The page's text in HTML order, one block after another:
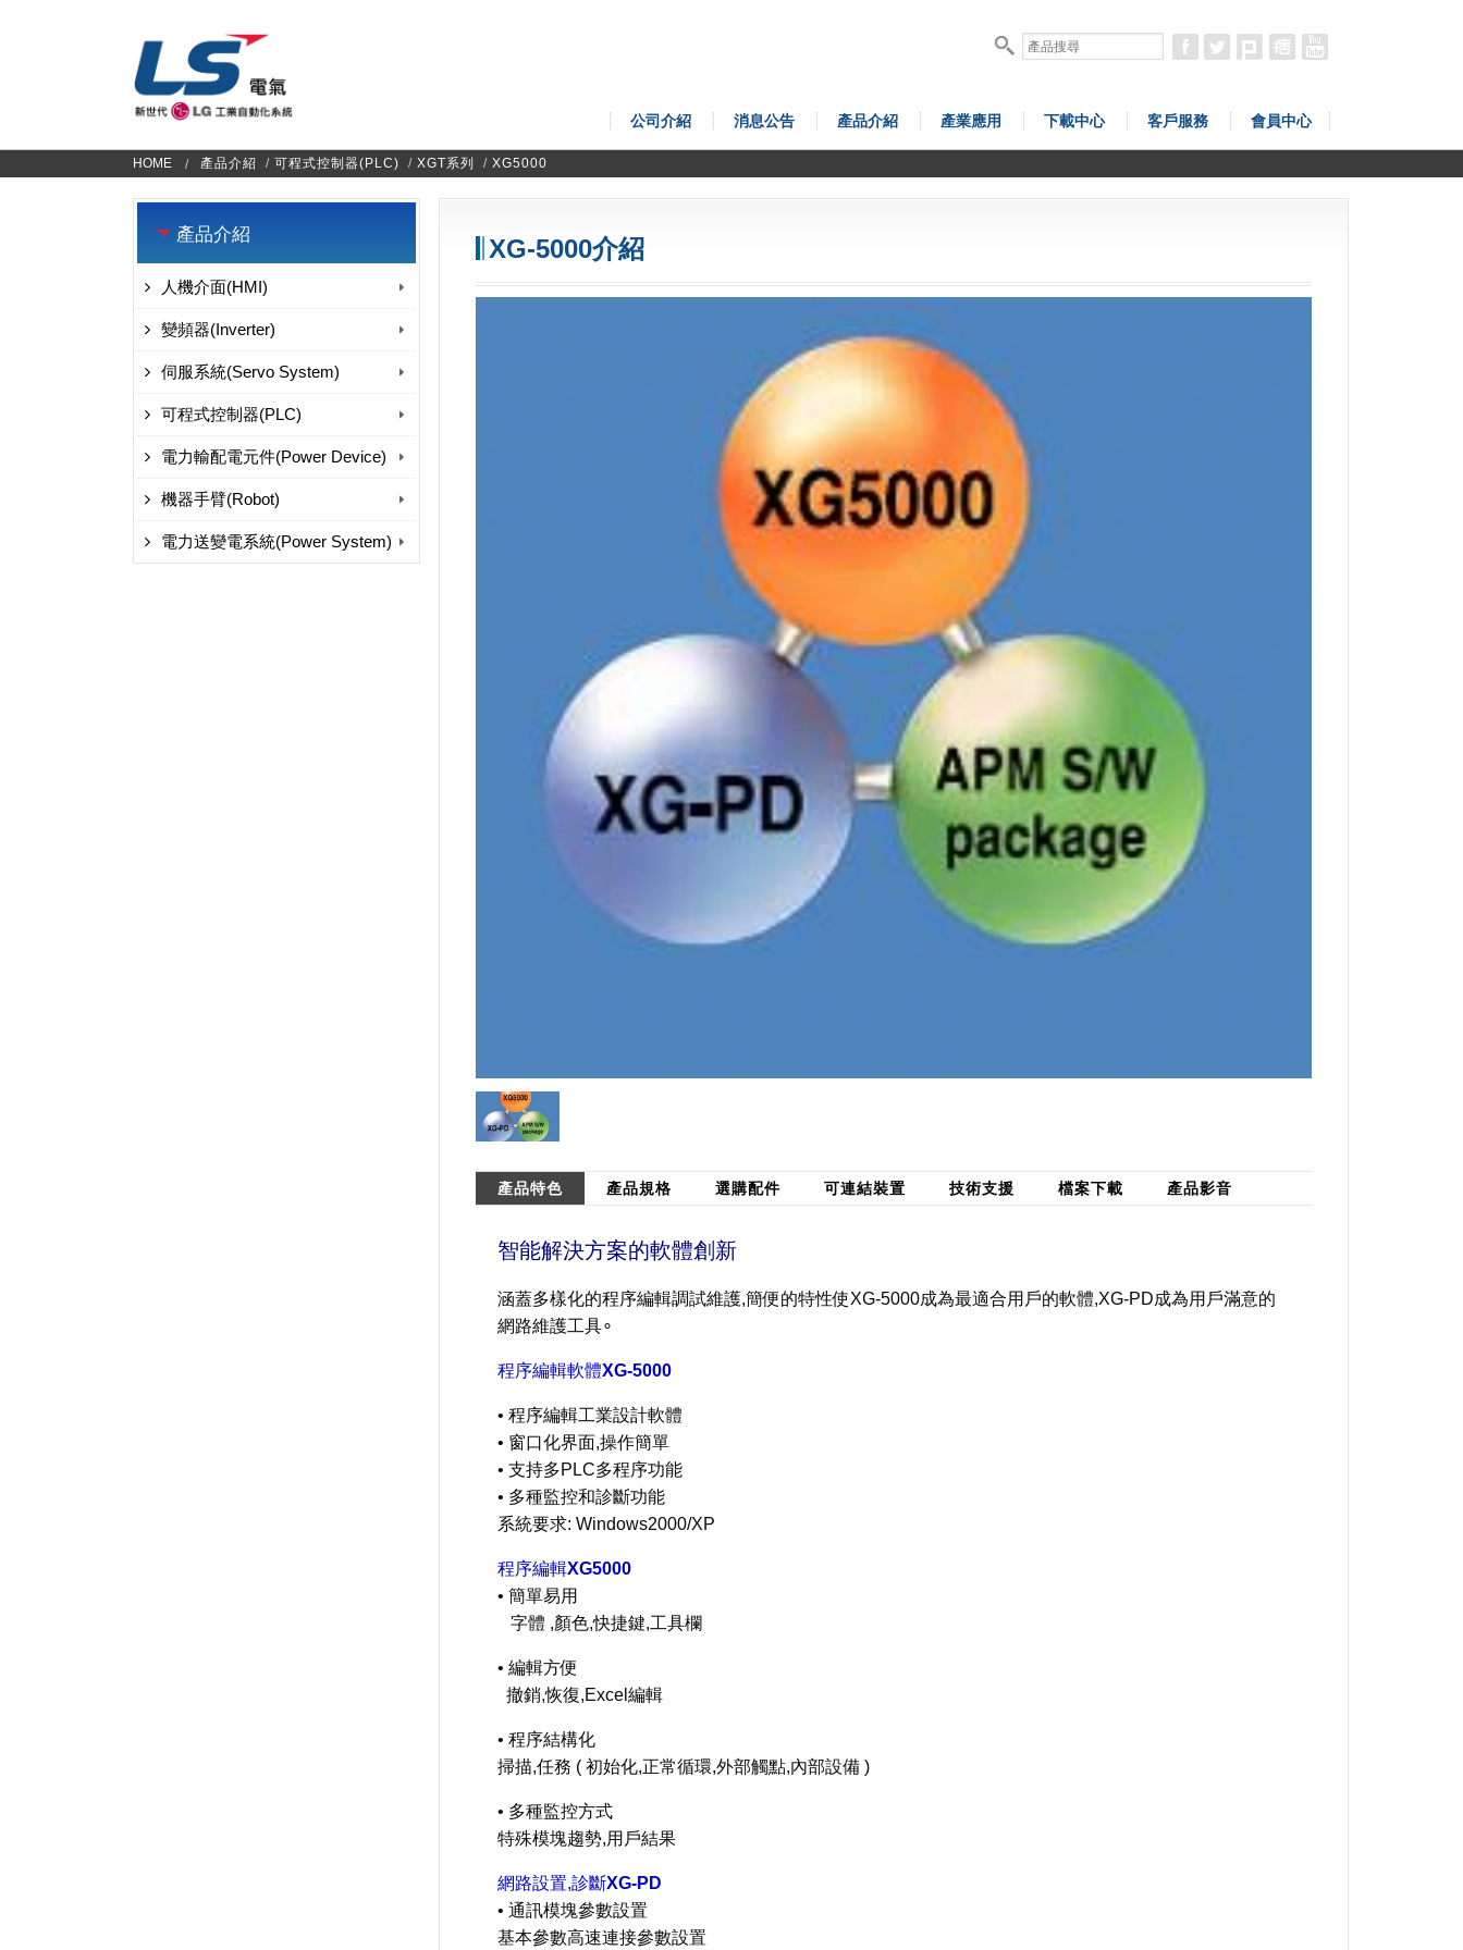
公司介紹 消息公告 產品介紹 產業應用 下載中心 客戶服務 會員中心
HOME 產品介紹 / 可程式控制器(PLC) / XGT系列 / XG5000
產品介紹
人機介面(HMI)
變頻器(Inverter)
伺服系統(Servo System)
可程式控制器(PLC)
電力輸配電元件(Power Device)
機器手臂(Robot)
電力送變電系統(Power System)
XG-5000介紹
產品特色 產品規格 選購配件 可連結裝置 技術支援 檔案下載 產品影音
智能解決方案的軟體創新
涵蓋多樣化的程序編輯調試維護,簡便的特性使XG-5000成為最適合用戶的軟體,XG-PD成為用戶滿意的
網路維護工具∘
程序編輯軟體XG-5000
• 程序編輯工業設計軟體
• 窗口化界面,操作簡單
• 支持多PLC多程序功能
• 多種監控和診斷功能
系統要求: Windows2000/XP
程序編輯XG5000
• 簡單易用
字體 ,顏色,快捷鍵,工具欄
• 編輯方便
撤銷,恢復,Excel編輯
• 程序結構化
掃描,任務 ( 初始化,正常循環,外部觸點,內部設備 )
• 多種監控方式
特殊模塊趨勢,用戶結果
網路設置,診斷XG-PD
• 通訊模塊參數設置
基本參數高速連接參數設置